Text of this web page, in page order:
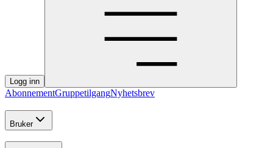
Logg inn
AbonnementGruppetilgangNyhetsbrev
Bruker